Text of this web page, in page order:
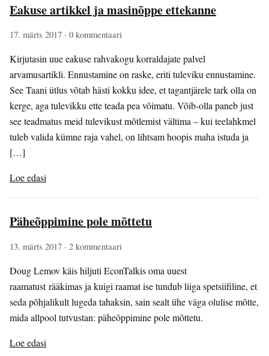
Eakuse artikkel ja masinõppe ettekanne
17. märts 2017 · 0 kommentaari
Kirjutasin uue eakuse rahvakogu korraldajate palvel
arvamusartikli. Ennustamine on raske, eriti tuleviku ennustamine.
See Taani ütlus võtab hästi kokku idee, et tagantjärele tark olla on
kerge, aga tulevikku ette teada pea võimatu. Võib-olla paneb just
see teadmatus meid tulevikust mõtlemist vältima – kui teelahkmel
tuleb valida kümne raja vahel, on lihtsam hoopis maha istuda ja
[…]
Loe edasi
Päheõppimine pole mõttetu
13. märts 2017 · 2 kommentaari
Doug Lemov käis hiljuti EconTalkis oma uuest
raamatust rääkimas ja kuigi raamat ise tundub liiga spetsiifiline, et
seda põhjalikult lugeda tahaksin, sain sealt ühe väga olulise mõtte,
mida allpool tutvustan: päheõppimine pole mõttetu.
Loe edasi